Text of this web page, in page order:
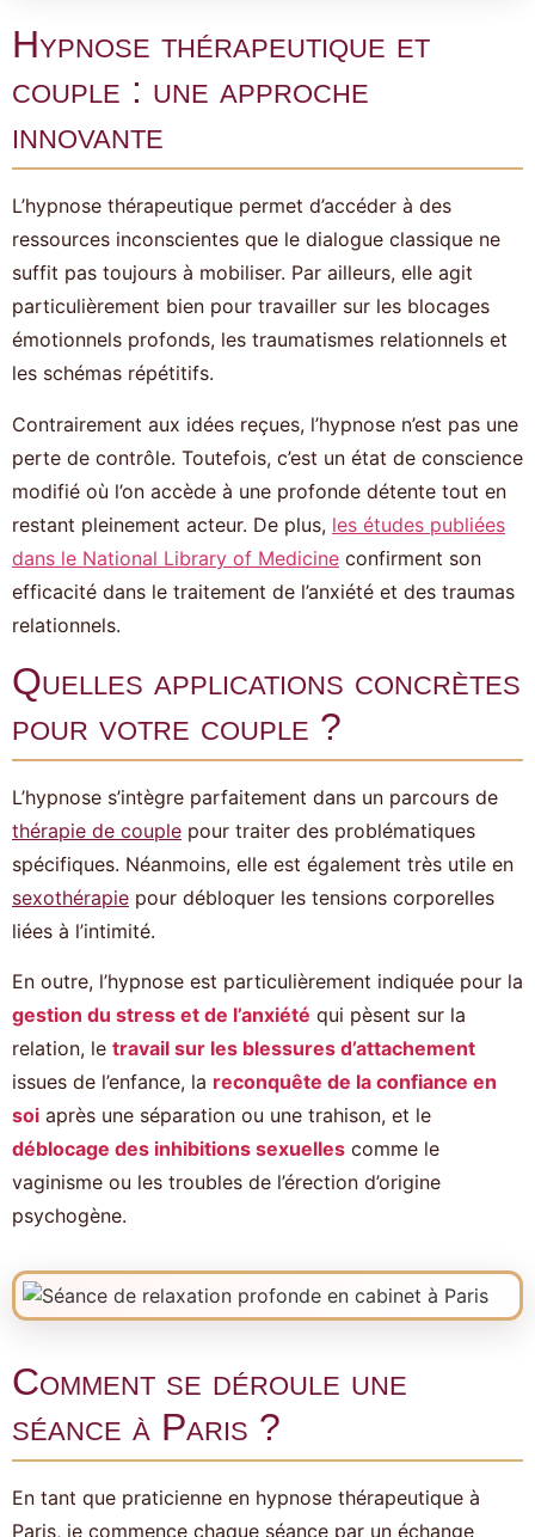
Hypnose thérapeutique et
couple : une approche
innovante
L’hypnose thérapeutique permet d’accéder à des
ressources inconscientes que le dialogue classique ne
suffit pas toujours à mobiliser. Par ailleurs, elle agit
particulièrement bien pour travailler sur les blocages
émotionnels profonds, les traumatismes relationnels et
les schémas répétitifs.
Contrairement aux idées reçues, l’hypnose n’est pas une
perte de contrôle. Toutefois, c’est un état de conscience
modifié où l’on accède à une profonde détente tout en
restant pleinement acteur. De plus, les études publiées
dans le National Library of Medicine confirment son
efficacité dans le traitement de l’anxiété et des traumas
relationnels.
Quelles applications concrètes
pour votre couple ?
L’hypnose s’intègre parfaitement dans un parcours de
thérapie de couple pour traiter des problématiques
spécifiques. Néanmoins, elle est également très utile en
sexothérapie pour débloquer les tensions corporelles
liées à l’intimité.
En outre, l’hypnose est particulièrement indiquée pour la
gestion du stress et de l’anxiété qui pèsent sur la
relation, le travail sur les blessures d’attachement
issues de l’enfance, la reconquête de la confiance en
soi après une séparation ou une trahison, et le
déblocage des inhibitions sexuelles comme le
vaginisme ou les troubles de l’érection d’origine
psychogène.
Comment se déroule une
séance à Paris ?
En tant que praticienne en hypnose thérapeutique à
Paris, je commence chaque séance par un échange